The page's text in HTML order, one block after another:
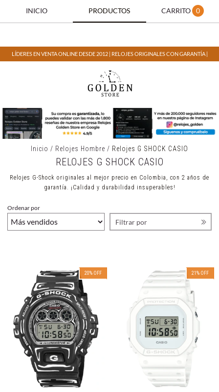
INICIO PRODUCTOS CARRITO 0
LÍDERES EN VENTA ONLINE DESDE 2012 | RELOJES ORIGINALES CON GARANTÍA |
Inicio / Relojes Hombre / Relojes G SHOCK CASIO
RELOJES G SHOCK CASIO
Relojes G-Shock originales al mejor precio en Colombia, con 2 años de
garantía. ¡Calidad y durabilidad insuperables!
Ordenar por
Filtrar por
20% OFF 21 % OFF